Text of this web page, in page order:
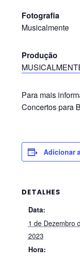
Fotografia
Musicalmente
Produção
Para mais
Concertos para
Adicionar
DETALHES
Data:
1 de Dezembro
2023
Hora: